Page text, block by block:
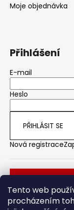
Tento web
procházením
Moje objednávka
Přihlášení
E-mail
Heslo
PŘIHLÁSIT SE
Nová registrace